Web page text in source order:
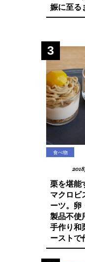
娠に至る
に実践し
物の改善
体の変化
いてお話
ます。
3
食べ物
栗を堪能
マクロビ
ーツ。卵
製品不使
手作り和
ーストで
モンブラ
フェの作